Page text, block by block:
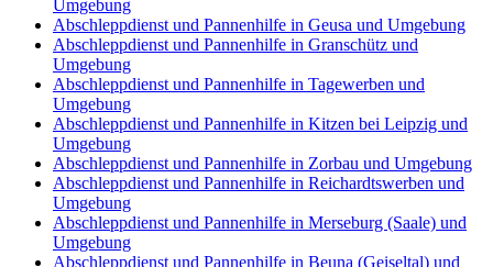
Umgebung
Abschleppdienst und Pannenhilfe in Geusa und Umgebung
Abschleppdienst und Pannenhilfe in Granschütz und
Umgebung
Abschleppdienst und Pannenhilfe in Tagewerben und
Umgebung
Abschleppdienst und Pannenhilfe in Kitzen bei Leipzig und
Umgebung
Abschleppdienst und Pannenhilfe in Zorbau und Umgebung
Abschleppdienst und Pannenhilfe in Reichardtswerben und
Umgebung
Abschleppdienst und Pannenhilfe in Merseburg (Saale) und
Umgebung
Abschleppdienst und Pannenhilfe in Beuna (Geiseltal) und